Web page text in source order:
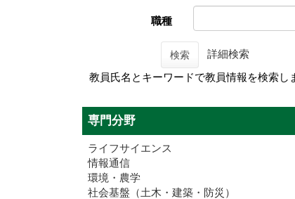
職種
検索
詳細検索
教員氏名とキーワードで教員情報を検索し
専門分野
ライフサイエンス
情報通信
環境・農学
社会基盤（土木・建築・防災）